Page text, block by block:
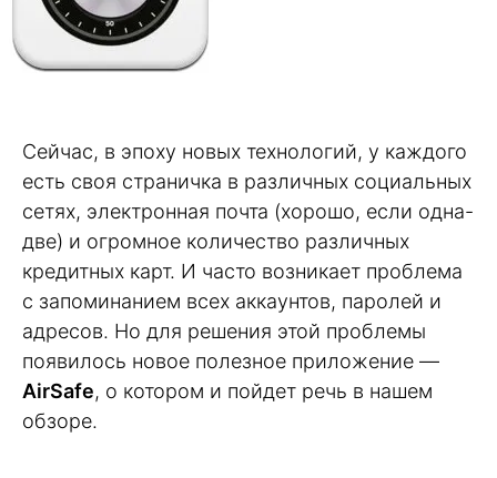
Сейчас, в эпоху новых технологий, у каждого
есть своя страничка в различных социальных
сетях, электронная почта (хорошо, если одна-
две) и огромное количество различных
кредитных карт. И часто возникает проблема
с запоминанием всех аккаунтов, паролей и
адресов. Но для решения этой проблемы
появилось новое полезное приложение —
AirSafe, о котором и пойдет речь в нашем
обзоре.